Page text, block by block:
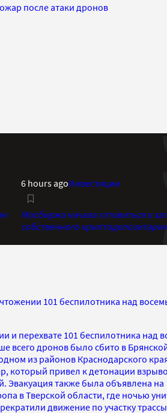
после атаки дронов
6 hours agoИнвестиции
Мосбиржа начала готовиться к
собственного криптодепозитария
101 беспилотника над
перехвате 101 беспилотника над
всего дронов было сбито в
из районов Краснодарского
который привел к детонации
Эвакуация также была объявлена на
в Тверской области, где ночью
движение по участку